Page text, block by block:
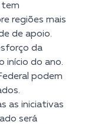
tem
regiões mais
de apoio.
da
início do ano.
podem
as iniciativas
será